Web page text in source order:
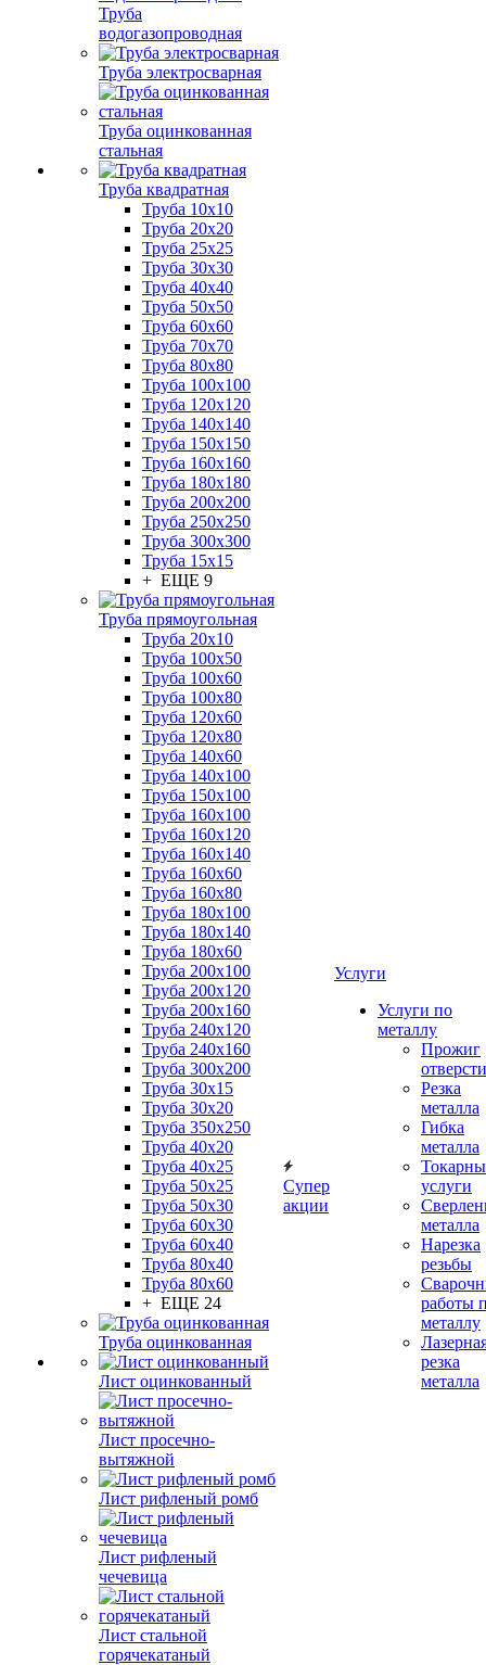
Труба
водогазопроводная
Труба электросварная
Труба оцинкованная
стальная
Труба квадратная
Труба 10x10
Труба 20x20
Труба 25x25
Труба 30x30
Труба 40x40
Труба 50x50
Труба 60x60
Труба 70x70
Труба 80x80
Труба 100x100
Труба 120x120
Труба 140x140
Труба 150x150
Труба 160x160
Труба 180x180
Труба 200x200
Труба 250x250
Труба 300x300
Труба 15x15
+ ЕЩЕ 9
Труба прямоугольная
Труба 20x10
Труба 100x50
Труба 100x60
Труба 100x80
Труба 120x60
Труба 120x80
Труба 140x60
Труба 140x100
Труба 150x100
Труба 160x100
Труба 160x120
Труба 160x140
Труба 160x60
Труба 160x80
Труба 180x100
Труба 180x140
Труба 180x60
Труба 200x100
Труба 200x120
Труба 200x160
Труба 240x120
Труба 240x160
Труба 300x200
Труба 30x15
Труба 30x20
Труба 350x250
Труба 40x20
Труба 40x25
Труба 50x25
Труба 50x30
Труба 60x30
Труба 60x40
Труба 80x40
Труба 80x60
+ ЕЩЕ 24
Труба оцинкованная
Лист оцинкованный
Лист просечно-
вытяжной
Лист рифленый ромб
Лист рифленый
чечевица
Лист стальной
горячекатаный
Супер
акции
Услуги
Услуги по
металлу
Прожиг
Резка
металла
Гибка
металла
услуги
металла
Нарезка
резьбы
работы
металлу
резка
металла